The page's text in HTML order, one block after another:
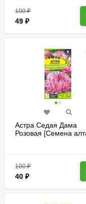
100₽
49 ₽
Астра Седая Дама
Розовая [Семена
100₽
40 ₽